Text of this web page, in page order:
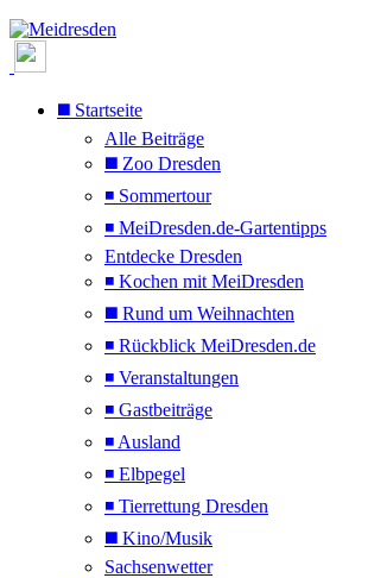
◼️ Startseite
Alle Beiträge
◼️ Zoo Dresden
◾ Sommertour
◾ MeiDresden.de-Gartentipps
Entdecke Dresden
◾ Kochen mit MeiDresden
◼️ Rund um Weihnachten
◾ Rückblick MeiDresden.de
◾ Veranstaltungen
◾ Gastbeiträge
◾ Ausland
◾ Elbpegel
◾ Tierrettung Dresden
◼️ Kino/Musik
Sachsenwetter